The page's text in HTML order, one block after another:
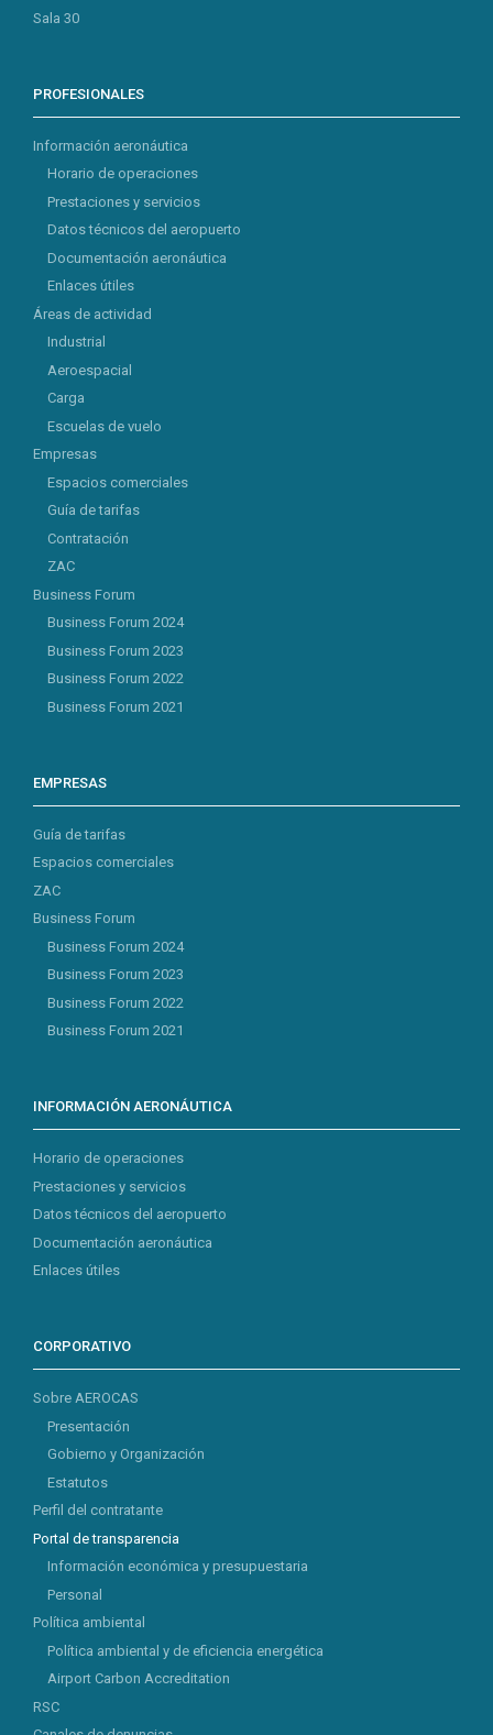
Sala 30
PROFESIONALES
Información aeronáutica
Horario de operaciones
Prestaciones y servicios
Datos técnicos del aeropuerto
Documentación aeronáutica
Enlaces útiles
Áreas de actividad
Industrial
Aeroespacial
Carga
Escuelas de vuelo
Empresas
Espacios comerciales
Guía de tarifas
Contratación
ZAC
Business Forum
Business Forum 2024
Business Forum 2023
Business Forum 2022
Business Forum 2021
EMPRESAS
Guía de tarifas
Espacios comerciales
ZAC
Business Forum
Business Forum 2024
Business Forum 2023
Business Forum 2022
Business Forum 2021
INFORMACIÓN AERONÁUTICA
Horario de operaciones
Prestaciones y servicios
Datos técnicos del aeropuerto
Documentación aeronáutica
Enlaces útiles
CORPORATIVO
Sobre AEROCAS
Presentación
Gobierno y Organización
Estatutos
Perfil del contratante
Portal de transparencia
Información económica y presupuestaria
Personal
Política ambiental
Política ambiental y de eficiencia energética
Airport Carbon Accreditation
RSC